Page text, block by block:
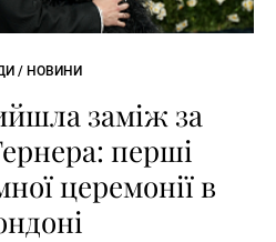
/ НОВИНИ
заміж за
перші
церемонії в